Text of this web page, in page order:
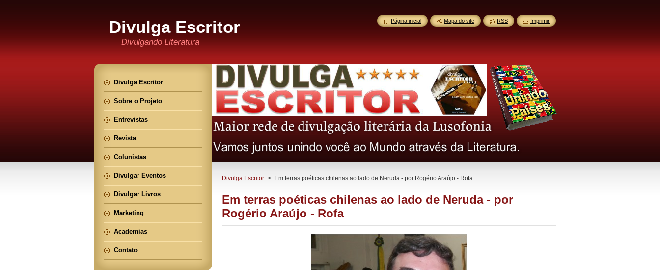
Divulga Escritor
Divulgando Literatura
Divulga Escritor > Em terras poéticas chilenas ao lado de Neruda - por Rogério Araújo - Rofa
Em terras poéticas chilenas ao lado de Neruda - por
Rogério Araújo - Rofa
Divulga Escritor
Sobre o Projeto
Entrevistas
Revista
Colunistas
Divulgar Eventos
Divulgar Livros
Marketing
Academias
Contato
Página inicial Mapa do site RSS Imprimir